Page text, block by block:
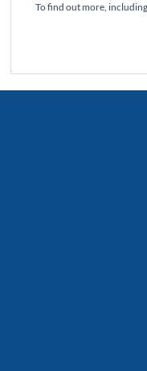
To find out more,